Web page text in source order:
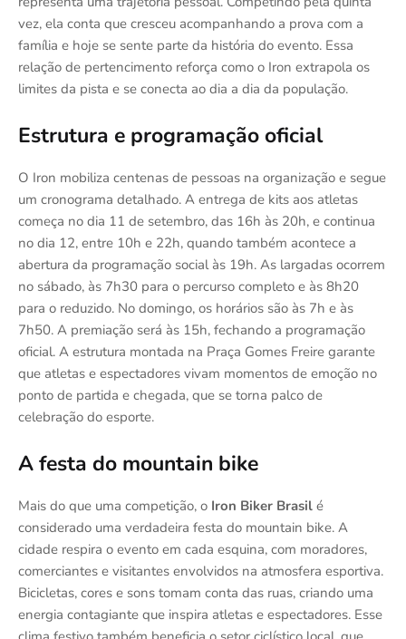
vez, ela conta que cresceu acompanhando a prova com a
família e hoje se sente parte da história do evento. Essa
relação de pertencimento reforça como o Iron extrapola os
limites da pista e se conecta ao dia a dia da população.
Estrutura e programação oficial
O Iron mobiliza centenas de pessoas na organização e segue
um cronograma detalhado. A entrega de kits aos atletas
começa no dia 11 de setembro, das 16h às 20h, e continua
no dia 12, entre 10h e 22h, quando também acontece a
abertura da programação social às 19h. As largadas ocorrem
no sábado, às 7h30 para o percurso completo e às 8h20
para o reduzido. No domingo, os horários são às 7h e às
7h50. A premiação será às 15h, fechando a programação
oficial. A estrutura montada na Praça Gomes Freire garante
que atletas e espectadores vivam momentos de emoção no
ponto de partida e chegada, que se torna palco de
celebração do esporte.
A festa do mountain bike
Mais do que uma competição, o Iron Biker Brasil é
considerado uma verdadeira festa do mountain bike. A
cidade respira o evento em cada esquina, com moradores,
comerciantes e visitantes envolvidos na atmosfera esportiva.
Bicicletas, cores e sons tomam conta das ruas, criando uma
energia contagiante que inspira atletas e espectadores. Esse